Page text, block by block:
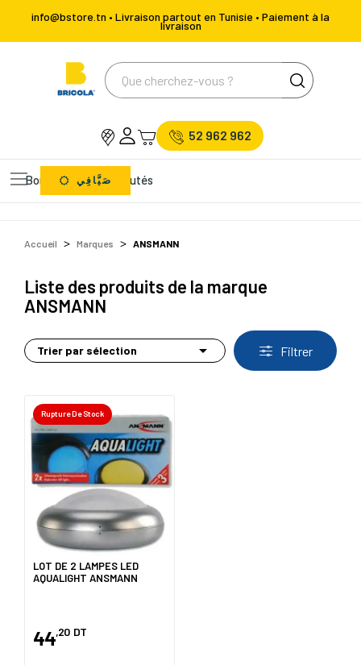
info@bstore.tn • Livraison partout en Tunisie • Paiement à la
livraison
52 962 962
Bons Plans Nouveautés
صَيَّافِي
Accueil Marques ANSMANN
Liste des produits de la marque
ANSMANN
Trier par sélection  Filtrer
Rupture De Stock
LOT DE 2 LAMPES LED
AQUALIGHT ANSMANN
44,20 DT